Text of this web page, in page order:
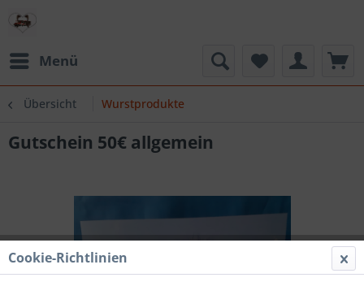
Menü
Übersicht Wurstprodukte
Gutschein 50€ allgemein
Cookie-Richtlinien